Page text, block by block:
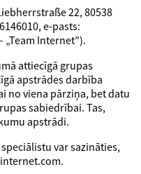
22, 80538
e-pasts:
Internet”).
attiecīgā grupas
apstrādes darbība
no viena pārziņa, bet datu
sabiedrībai. Tas,
apstrādi.
var sazināties,